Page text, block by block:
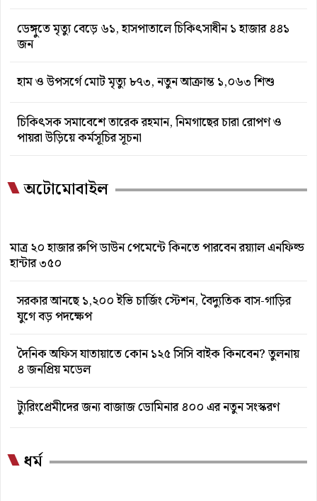
ডেঙ্গুতে মৃত্যু বেড়ে ৬১, হাসপাতালে চিকিৎসাধীন ১ হাজার ৪৪১
জন
হাম ও উপসর্গে মোট মৃত্যু ৮৭৩, নতুন আক্রান্ত ১,০৬৩ শিশু
চিকিৎসক সমাবেশে তারেক রহমান, নিমগাছের চারা রোপণ ও
পায়রা উড়িয়ে কর্মসূচির সূচনা
অটোমোবাইল
মাত্র ২০ হাজার রুপি ডাউন পেমেন্টে কিনতে পারবেন রয়্যাল এনফিল্ড
হান্টার ৩৫০
সরকার আনছে ১,২০০ ইভি চার্জিং স্টেশন, বৈদ্যুতিক বাস-গাড়ির
যুগে বড় পদক্ষেপ
দৈনিক অফিস যাতায়াতে কোন ১২৫ সিসি বাইক কিনবেন? তুলনায়
৪ জনপ্রিয় মডেল
ট্যুরিংপ্রেমীদের জন্য বাজাজ ডোমিনার ৪০০ এর নতুন সংস্করণ
ধর্ম